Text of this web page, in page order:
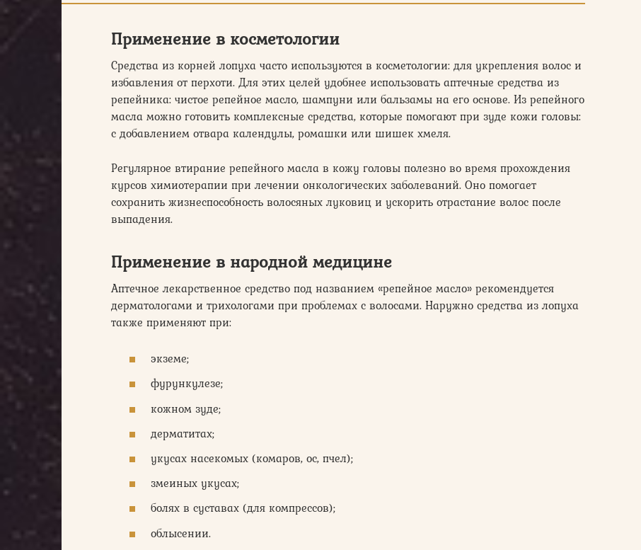
Применение в косметологии
Средства из корней лопуха часто используются в косметологии: для укрепления волос и
избавления от перхоти. Для этих целей удобнее использовать аптечные средства из
репейника: чистое репейное масло, шампуни или бальзамы на его основе. Из репейного
масла можно готовить комплексные средства, которые помогают при зуде кожи головы:
с добавлением отвара календулы, ромашки или шишек хмеля.
Регулярное втирание репейного масла в кожу головы полезно во время прохождения
курсов химиотерапии при лечении онкологических заболеваний. Оно помогает
сохранить жизнеспособность волосяных луковиц и ускорить отрастание волос после
выпадения.
Применение в народной медицине
Аптечное лекарственное средство под названием «репейное масло» рекомендуется
дерматологами и трихологами при проблемах с волосами. Наружно средства из лопуха
также применяют при:
экземе;
фурункулезе;
кожном зуде;
дерматитах;
укусах насекомых (комаров, ос, пчел);
змеиных укусах;
болях в суставах (для компрессов);
облысении.